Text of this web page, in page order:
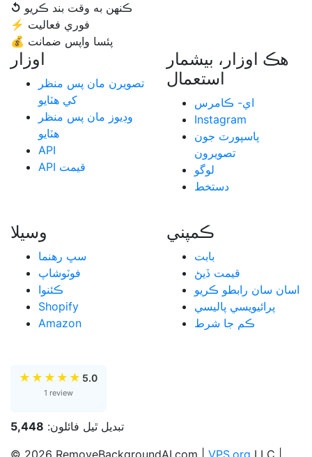
↺ ڪنهن به وقت بند ڪريو
⚡ فوري فعاليت
💰 پئسا واپس ضمانت
اوزار
تصويرن مان پس منظر
کي هٽايو
وڊيوز مان پس منظر
هٽايو
API
API قيمت
هڪ اوزار، بيشمار
استعمال
اي- ڪامرس
Instagram
پاسپورٽ جون
تصويرون
لوگو
دستخط
وسيلا
سڀ رهنما
فوٽوشاپ
ڪئنوا
Shopify
Amazon
ڪمپني
بابت
قيمت ڏيڻ
اسان سان رابطو ڪريو
پرائيويسي پاليسي
ڪم جا شرط
★ ★ ★ ★ ★ 5.0
1 review
تبديل ٿيل فائلون: 5,448
© 2026 RemoveBackgroundAI.com | VPS.org LLC |